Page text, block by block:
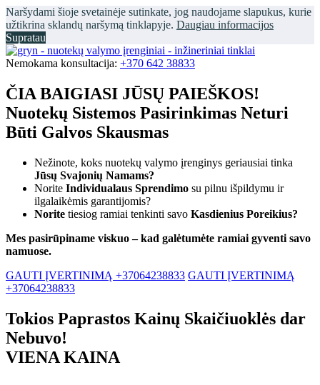
Naršydami šioje svetainėje sutinkate, jog naudojame slapukus, kurie
užtikrina sklandų naršymą tinklapyje. Daugiau informacijos
Supratau
Nemokama konsultacija: +370 642 38833
ČIA BAIGIASI JŪSŲ PAIEŠKOS!
Nuotekų Sistemos Pasirinkimas Neturi
Būti Galvos Skausmas
Nežinote, koks nuotekų valymo įrenginys geriausiai tinka
Jūsų Svajonių Namams?
Norite Individualaus Sprendimo su pilnu išpildymu ir
ilgalaikėmis garantijomis?
Norite tiesiog ramiai tenkinti savo Kasdienius Poreikius?
Mes pasirūpiname viskuo – kad galėtumėte ramiai gyventi savo
namuose.
GAUTI ĮVERTINIMĄ +37064238833 GAUTI ĮVERTINIMĄ
+37064238833
Tokios Paprastos Kainų Skaičiuoklės dar
Nebuvo!
VIENA KAINA